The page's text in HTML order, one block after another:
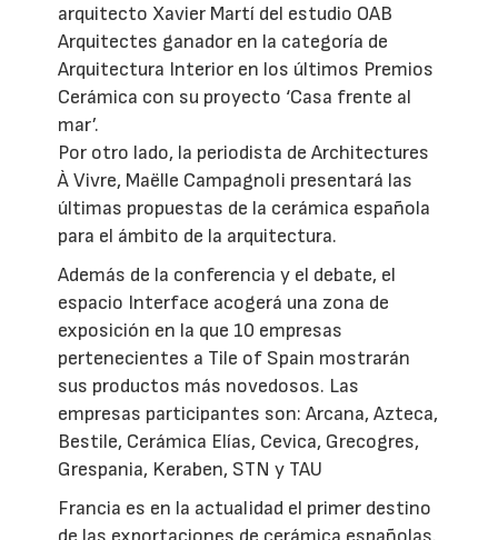
arquitecto Xavier Martí del estudio OAB
Arquitectes ganador en la categoría de
Arquitectura Interior en los últimos Premios
Cerámica con su proyecto ‘Casa frente al
mar’.
Por otro lado, la periodista de Architectures
À Vivre, Maëlle Campagnoli presentará las
últimas propuestas de la cerámica española
para el ámbito de la arquitectura.
Además de la conferencia y el debate, el
espacio Interface acogerá una zona de
exposición en la que 10 empresas
pertenecientes a Tile of Spain mostrarán
sus productos más novedosos. Las
empresas participantes son: Arcana, Azteca,
Bestile, Cerámica Elías, Cevica, Grecogres,
Grespania, Keraben, STN y TAU
Francia es en la actualidad el primer destino